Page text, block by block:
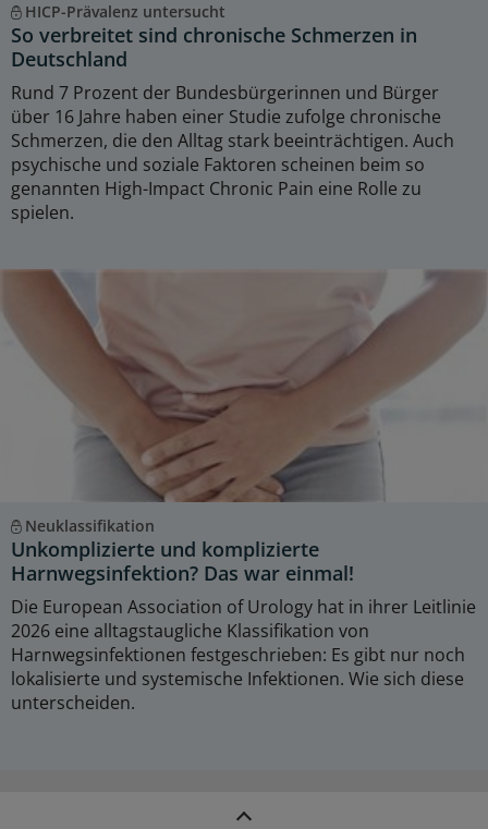
HICP-Prävalenz untersucht
So verbreitet sind chronische Schmerzen in
Deutschland
Rund 7 Prozent der Bundesbürgerinnen und Bürger
über 16 Jahre haben einer Studie zufolge chronische
Schmerzen, die den Alltag stark beeinträchtigen. Auch
psychische und soziale Faktoren scheinen beim so
genannten High-Impact Chronic Pain eine Rolle zu
spielen.
Neuklassifikation
Unkomplizierte und komplizierte
Harnwegsinfektion? Das war einmal!
Die European Association of Urology hat in ihrer Leitlinie
2026 eine alltagstaugliche Klassifikation von
Harnwegsinfektionen festgeschrieben: Es gibt nur noch
lokalisierte und systemische Infektionen. Wie sich diese
unterscheiden.